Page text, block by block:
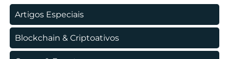
Artigos Especiais
Blockchain & Criptoativos